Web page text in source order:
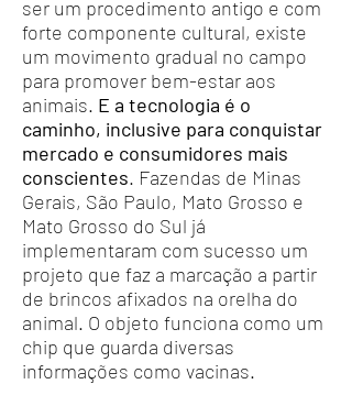
ser um procedimento antigo e com
forte componente cultural, existe
um movimento gradual no campo
para promover bem-estar aos
animais. E a tecnologia é o
caminho, inclusive para conquistar
mercado e consumidores mais
conscientes. Fazendas de Minas
Gerais, São Paulo, Mato Grosso e
Mato Grosso do Sul já
implementaram com sucesso um
projeto que faz a marcação a partir
de brincos afixados na orelha do
animal. O objeto funciona como um
chip que guarda diversas
informações como vacinas.